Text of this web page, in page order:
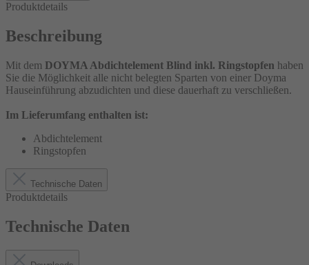
Produktdetails
Beschreibung
Mit dem DOYMA Abdichtelement Blind inkl. Ringstopfen haben
Sie die Möglichkeit alle nicht belegten Sparten von einer Doyma
Hauseinführung abzudichten und diese dauerhaft zu verschließen.
Im Lieferumfang enthalten ist:
Abdichtelement
Ringstopfen
Technische Daten
Produktdetails
Technische Daten